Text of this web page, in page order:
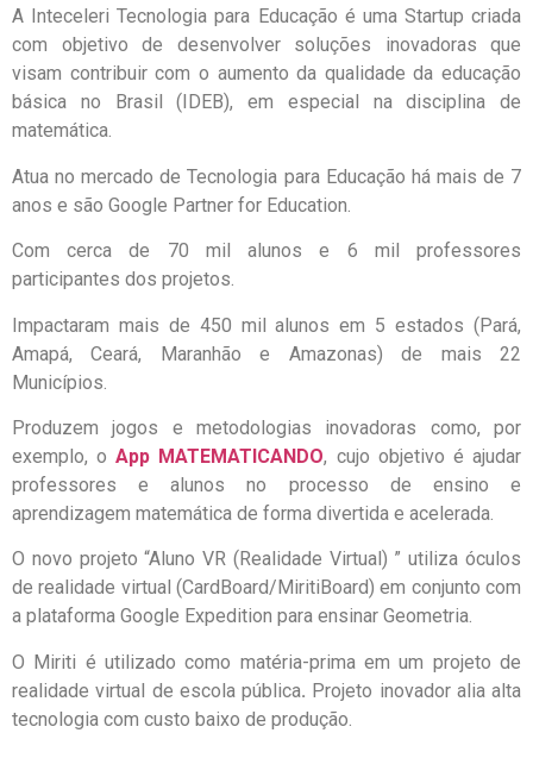
A Inteceleri Tecnologia para Educação é uma Startup criada
com objetivo de desenvolver soluções inovadoras que
visam contribuir com o aumento da qualidade da educação
básica no Brasil (IDEB), em especial na disciplina de
matemática.
Atua no mercado de Tecnologia para Educação há mais de 7
anos e são Google Partner for Education.
Com cerca de 70 mil alunos e 6 mil professores
participantes dos projetos.
Impactaram mais de 450 mil alunos em 5 estados (Pará,
Amapá, Ceará, Maranhão e Amazonas) de mais 22
Municípios.
Produzem jogos e metodologias inovadoras como, por
exemplo, oApp MATEMATICANDO, cujo objetivo é ajudar
professores e alunos no processo de ensino e
aprendizagem matemática de forma divertida e acelerada.
O novo projeto “Aluno VR (Realidade Virtual) ” utiliza óculos
de realidade virtual (CardBoard/MiritiBoard) em conjunto com
a plataforma Google Expedition para ensinar Geometria.
O Miriti é utilizado como matéria-prima em um projeto de
realidade virtual de escola pública. Projeto inovador alia alta
tecnologia com custo baixo de produção.